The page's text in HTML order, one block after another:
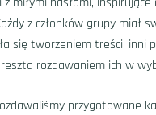
z członków grupy miał
się tworzeniem treści, inni
rozdawaniem ich w
przygotowane